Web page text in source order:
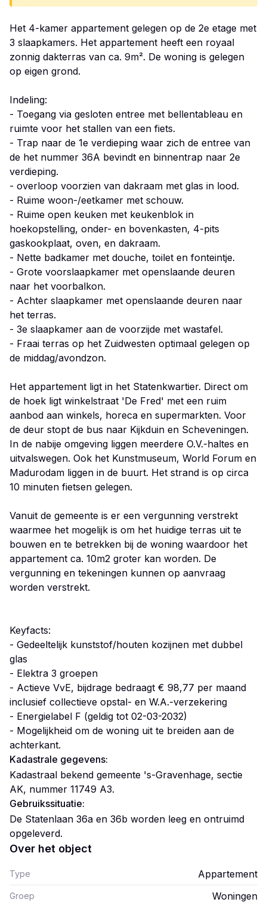
Het 4-kamer appartement gelegen op de 2e etage met
3 slaapkamers. Het appartement heeft een royaal
zonnig dakterras van ca. 9m². De woning is gelegen
op eigen grond.
Indeling:
- Toegang via gesloten entree met bellentableau en
ruimte voor het stallen van een fiets.
- Trap naar de 1e verdieping waar zich de entree van
de het nummer 36A bevindt en binnentrap naar 2e
verdieping.
- overloop voorzien van dakraam met glas in lood.
- Ruime woon-/eetkamer met schouw.
- Ruime open keuken met keukenblok in
hoekopstelling, onder- en bovenkasten, 4-pits
gaskookplaat, oven, en dakraam.
- Nette badkamer met douche, toilet en fonteintje.
- Grote voorslaapkamer met openslaande deuren
naar het voorbalkon.
- Achter slaapkamer met openslaande deuren naar
het terras.
- 3e slaapkamer aan de voorzijde met wastafel.
- Fraai terras op het Zuidwesten optimaal gelegen op
de middag/avondzon.
Het appartement ligt in het Statenkwartier. Direct om
de hoek ligt winkelstraat 'De Fred' met een ruim
aanbod aan winkels, horeca en supermarkten. Voor
de deur stopt de bus naar Kijkduin en Scheveningen.
In de nabije omgeving liggen meerdere O.V.-haltes en
uitvalswegen. Ook het Kunstmuseum, World Forum en
Madurodam liggen in de buurt. Het strand is op circa
10 minuten fietsen gelegen.
Vanuit de gemeente is er een vergunning verstrekt
waarmee het mogelijk is om het huidige terras uit te
bouwen en te betrekken bij de woning waardoor het
appartement ca. 10m2 groter kan worden. De
vergunning en tekeningen kunnen op aanvraag
worden verstrekt.
Keyfacts:
- Gedeeltelijk kunststof/houten kozijnen met dubbel
glas
- Elektra 3 groepen
- Actieve VvE, bijdrage bedraagt € 98,77 per maand
inclusief collectieve opstal- en W.A.-verzekering
- Energielabel F (geldig tot 02-03-2032)
- Mogelijkheid om de woning uit te breiden aan de
achterkant.
Kadastrale gegevens:
Kadastraal bekend gemeente 's-Gravenhage, sectie
AK, nummer 11749 A3.
Gebruikssituatie:
De Statenlaan 36a en 36b worden leeg en ontruimd
opgeleverd.
Over het object
Type Appartement
Groep Woningen